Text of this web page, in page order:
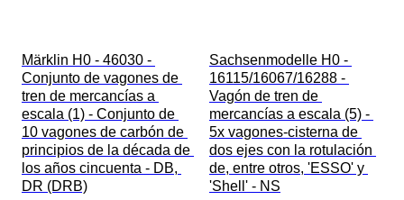
Märklin H0 - 46030 -
Conjunto de vagones de
tren de mercancías a
escala (1) - Conjunto de
10 vagones de carbón de
principios de la década de
los años cincuenta - DB,
DR (DRB)
Sachsenmodelle H0 -
16115/16067/16288 -
Vagón de tren de
mercancías a escala (5) -
5x vagones-cisterna de
dos ejes con la rotulación
de, entre otros, 'ESSO' y
'Shell' - NS